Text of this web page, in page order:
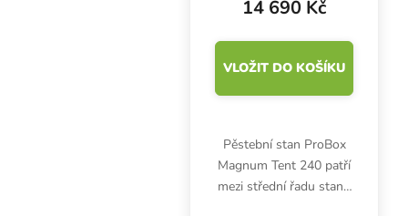
14 690 Kč
VLOŽIT DO KOŠÍKU
Pěstební stan ProBox
Magnum Tent 240 patří
mezi střední řadu stanů